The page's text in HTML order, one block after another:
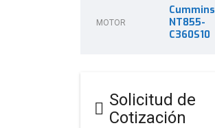
MOTOR
Cummins
NT855-
C360S10
Solicitud de
Cotización